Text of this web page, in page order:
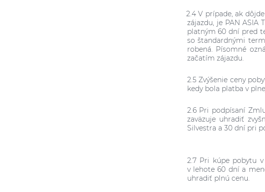
2.4V prípade, ak
zájazdu, je PAN ASIA
platným60 dní pred
so štandardnými
robená. Písomné
začatím zájazdu.
2.5 Zvýšenie ceny
kedy bola platba v
2.6 Pri podpísaní
zaväzuje uhradiť
Silvestra a 30 dní pri
2.7 Pri kúpe pobytu
v lehote 60 dní a
uhradiť plnú cenu.